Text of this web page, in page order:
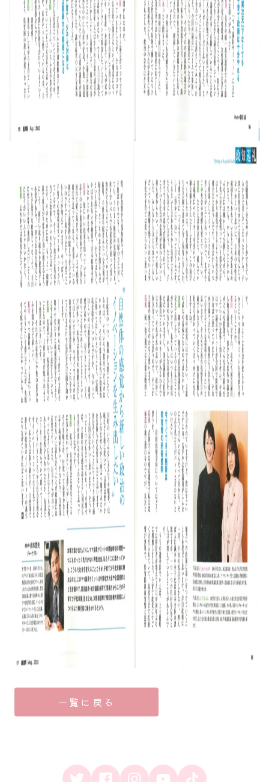
一覧に戻る